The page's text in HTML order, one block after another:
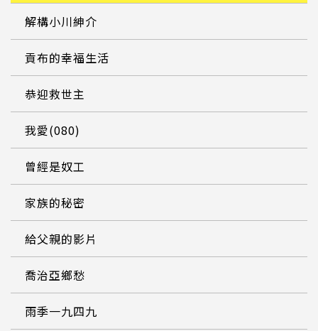
解構小川紳介
貢布的幸福生活
恭迎救世主
我愛(080)
曾經是奴工
家族的秘密
給父親的影片
喬治亞鄉愁
雨季一九四九